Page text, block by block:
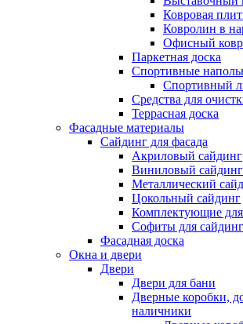
Ковровая
Ковролин в
Офисный
Паркетная доска
Спортивные
Спортивный
Средства для
Террасная доска
Фасадные материалы
Сайдинг для фасада
Акриловый сайдинг
Виниловый сайдинг
Металлический
Цокольный сайдинг
Комплектующие для
Софиты для
Фасадная доска
Окна и двери
Двери
Двери для бани
Дверные коробки,
наличники